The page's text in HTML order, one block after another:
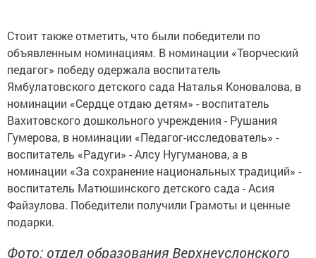
Стоит также отметить, что были победители по
объявленным номинациям. В номинации «Творческий
педагог» победу одержала воспитатель
Ямбулатовского детского сада Наталья Коновалова, в
номинации «Сердце отдаю детям» - воспитатель
Вахитовского дошкольного учреждения - Рушания
Гумерова, в номинации «Педагог-исследователь» -
воспитатель «Радуги» - Алсу Нугуманова, а в
номинации «За сохранение национальных традиций» -
воспитатель Матюшинского детского сада - Асия
Файзулова. Победители получили Грамоты и ценные
подарки.
Фото: отдел образования Верхнеуслонского